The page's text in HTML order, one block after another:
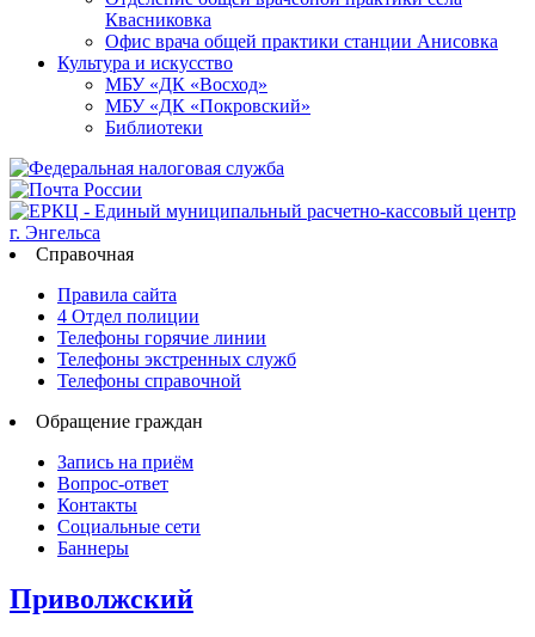
Квасниковка
Офис врача общей практики станции Анисовка
Культура и искусство
МБУ «ДК «Восход»
МБУ «ДК «Покровский»
Библиотеки
Справочная
Правила сайта
4 Отдел полиции
Телефоны горячие линии
Телефоны экстренных служб
Телефоны справочной
Обращение граждан
Запись на приём
Вопрос-ответ
Контакты
Социальные сети
Баннеры
Приволжский